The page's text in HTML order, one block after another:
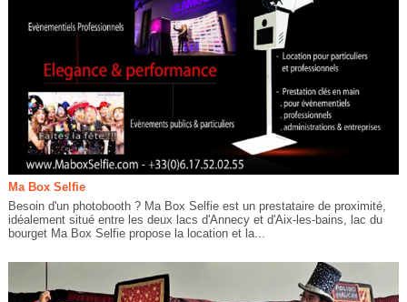
Ma Box Selfie
Besoin d'un photobooth ? Ma Box Selfie est un prestataire de proximité,
idéalement situé entre les deux lacs d'Annecy et d'Aix-les-bains, lac du
bourget Ma Box Selfie propose la location et la...